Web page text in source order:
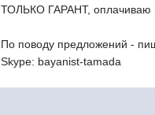
ТОЛЬКО ГАРАНТ, оплачиваю
По поводу предложений -
Skype: bayanist-tamada